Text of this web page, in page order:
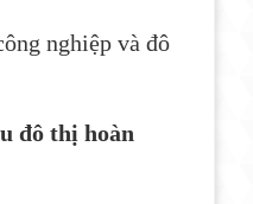
nghiệp và đô
đô thị hoàn